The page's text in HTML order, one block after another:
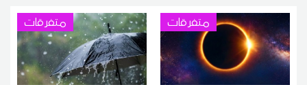
متفرقات متفرقات